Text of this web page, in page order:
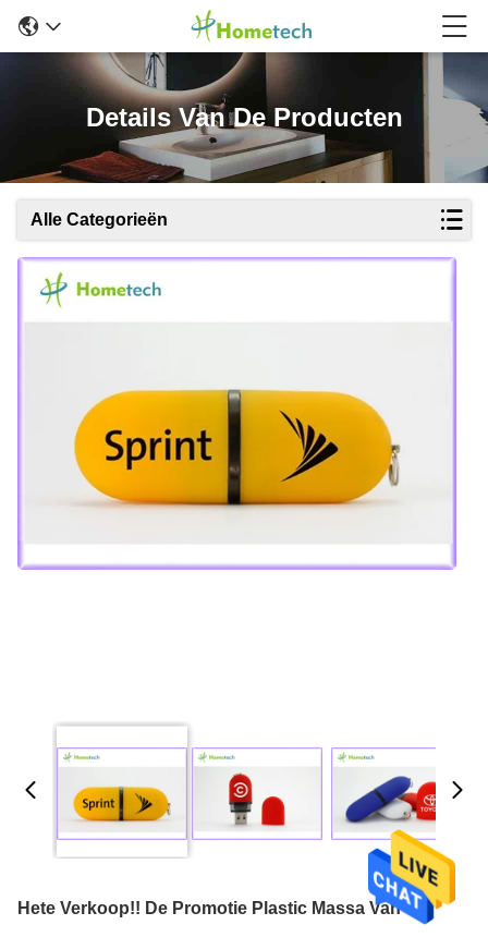
Details Van De Producten
Alle Categorieën
Hete Verkoop!! De Promotie Plastic Massa Van